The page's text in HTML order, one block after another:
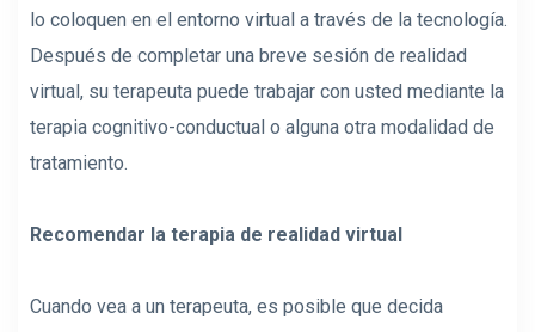
lo coloquen en el entorno virtual a través de la tecnología.
Después de completar una breve sesión de realidad
virtual, su terapeuta puede trabajar con usted mediante la
terapia cognitivo-conductual o alguna otra modalidad de
tratamiento.
Recomendar la terapia de realidad virtual
Cuando vea a un terapeuta, es posible que decida